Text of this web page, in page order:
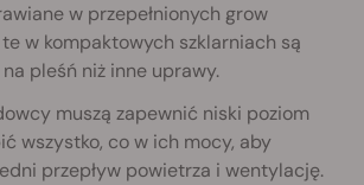
w przepełnionych grow
w kompaktowych szklarniach są
pleśń niż inne uprawy.
muszą zapewnić niski poziom
wszystko, co w ich mocy, aby
przepływ powietrza i wentylację.